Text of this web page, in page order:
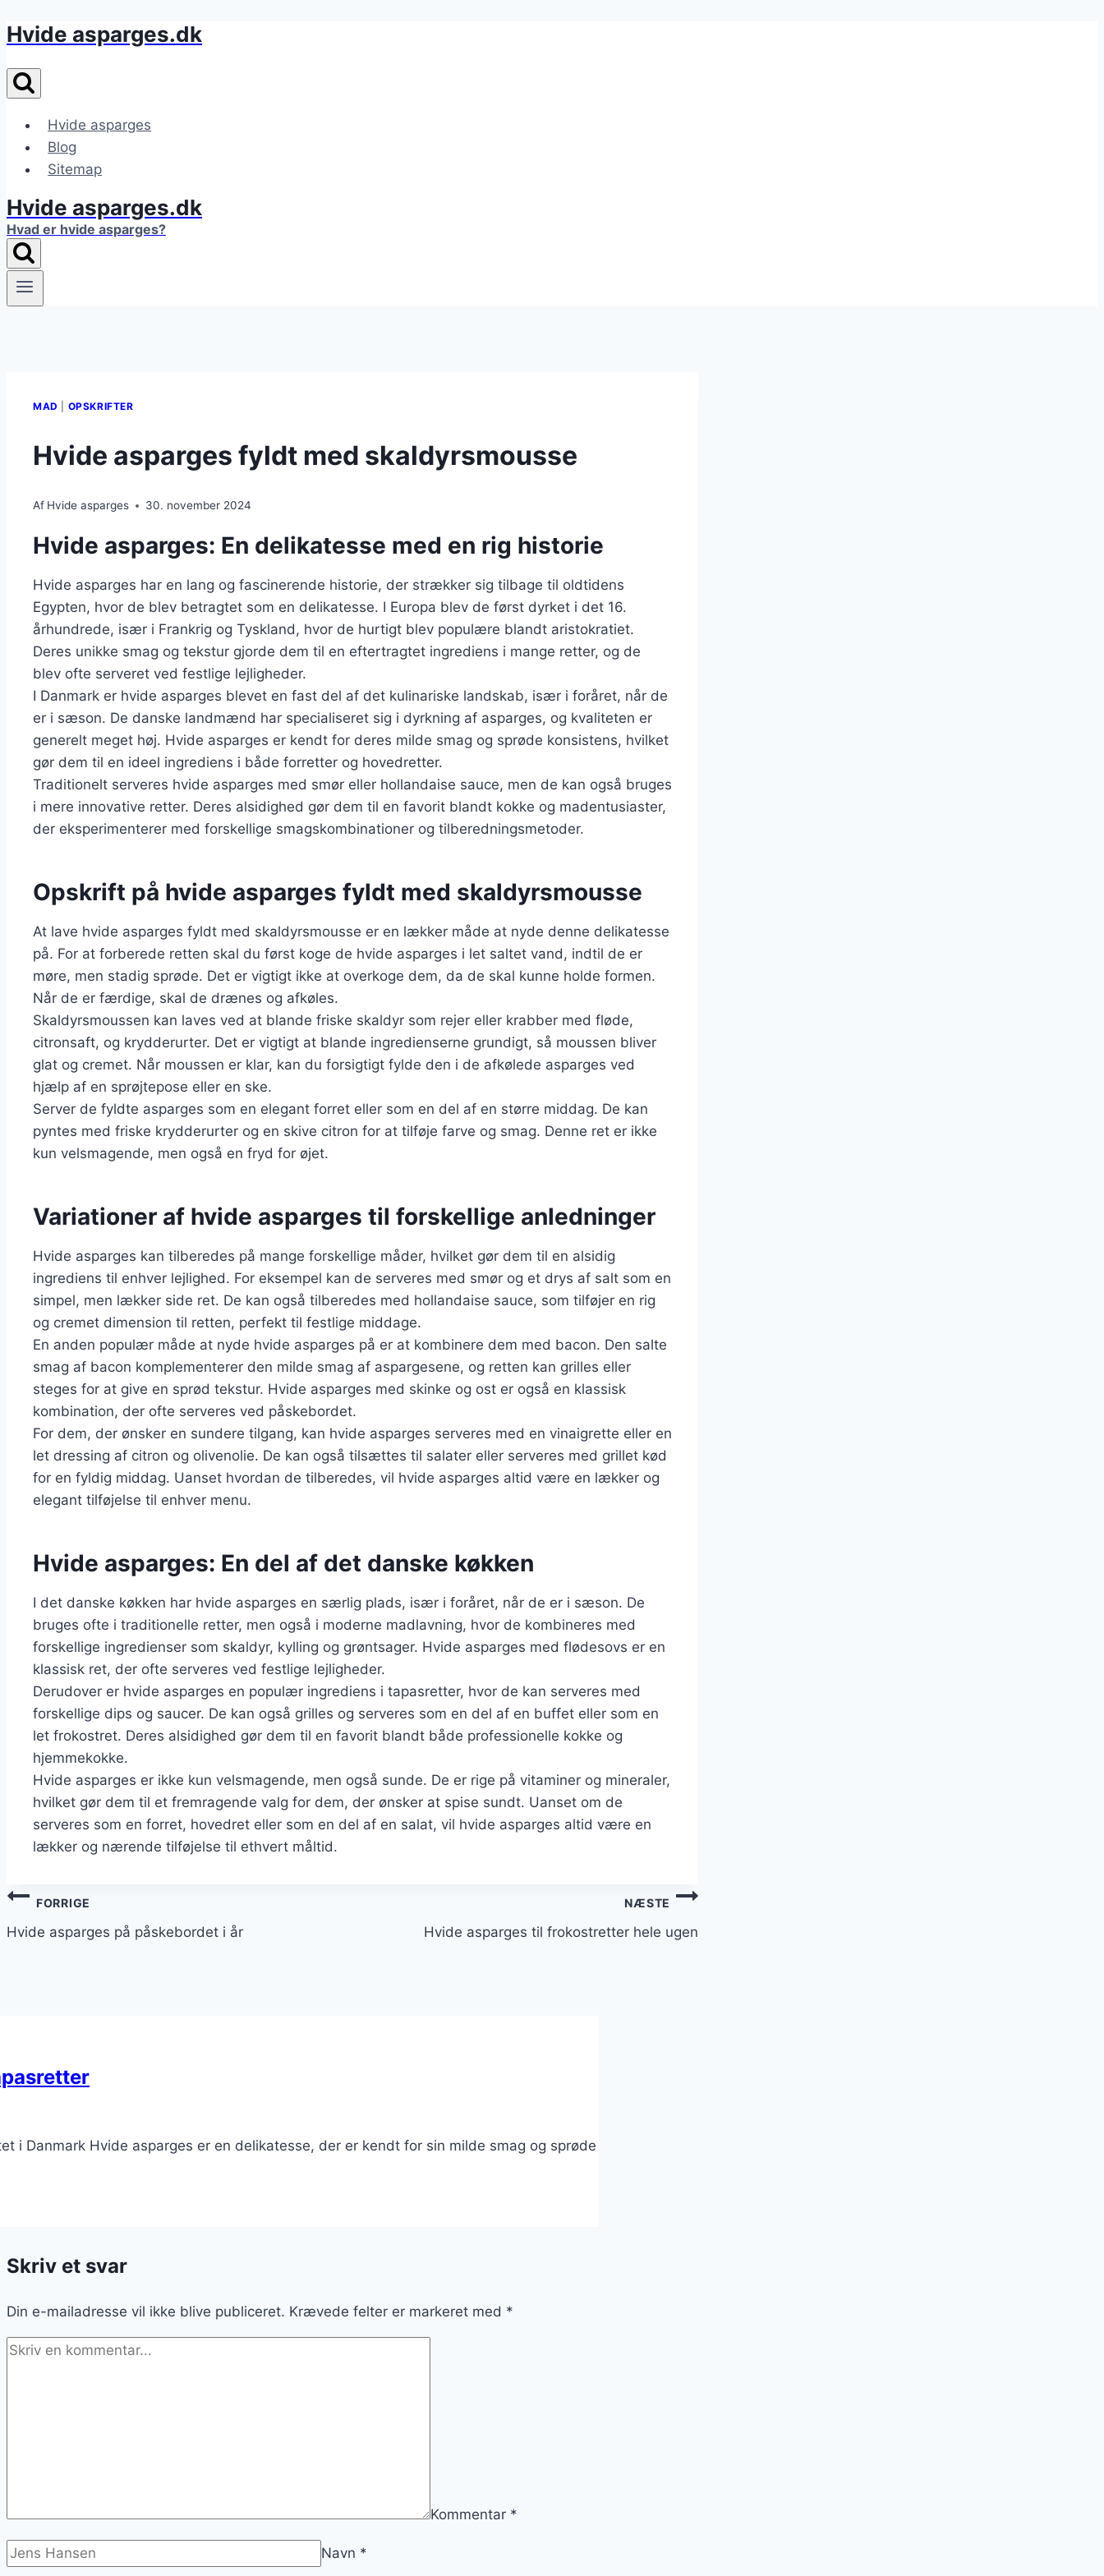
Fortsæt
indhold
Hvide asparges.dk
Hvide asparges
Blog
Sitemap
Hvide asparges.dk
Hvad er hvide asparges?
MAD OPSKRIFTER
Hvide asparges fyldt med skaldyrsmousse
Af Hvide asparges 30. november 2024
Hvide asparges: En delikatesse med en rig historie
Hvide asparges har en lang og fascinerende historie, der strækker sig tilbage til oldtidens
Egypten, hvor de blev betragtet som en delikatesse. I Europa blev de først dyrket i det 16.
århundrede, især i Frankrig og Tyskland, hvor de hurtigt blev populære blandt aristokratiet.
Deres unikke smag og tekstur gjorde dem til en eftertragtet ingrediens i mange retter, og de
blev ofte serveret ved festlige lejligheder.
I Danmark er hvide asparges blevet en fast del af det kulinariske landskab, især i foråret, når de
er i sæson. De danske landmænd har specialiseret sig i dyrkning af asparges, og kvaliteten er
generelt meget høj. Hvide asparges er kendt for deres milde smag og sprøde konsistens, hvilket
gør dem til en ideel ingrediens i både forretter og hovedretter.
Traditionelt serveres hvide asparges med smør eller hollandaise sauce, men de kan også bruges
i mere innovative retter. Deres alsidighed gør dem til en favorit blandt kokke og madentusiaster,
der eksperimenterer med forskellige smagskombinationer og tilberedningsmetoder.
Opskrift på hvide asparges fyldt med skaldyrsmousse
At lave hvide asparges fyldt med skaldyrsmousse er en lækker måde at nyde denne delikatesse
på. For at forberede retten skal du først koge de hvide asparges i let saltet vand, indtil de er
møre, men stadig sprøde. Det er vigtigt ikke at overkoge dem, da de skal kunne holde formen.
Når de er færdige, skal de drænes og afkøles.
Skaldyrsmoussen kan laves ved at blande friske skaldyr som rejer eller krabber med fløde,
citronsaft, og krydderurter. Det er vigtigt at blande ingredienserne grundigt, så moussen bliver
glat og cremet. Når moussen er klar, kan du forsigtigt fylde den i de afkølede asparges ved
hjælp af en sprøjtepose eller en ske.
Server de fyldte asparges som en elegant forret eller som en del af en større middag. De kan
pyntes med friske krydderurter og en skive citron for at tilføje farve og smag. Denne ret er ikke
kun velsmagende, men også en fryd for øjet.
Variationer af hvide asparges til forskellige anledninger
Hvide asparges kan tilberedes på mange forskellige måder, hvilket gør dem til en alsidig
ingrediens til enhver lejlighed. For eksempel kan de serveres med smør og et drys af salt som en
simpel, men lækker side ret. De kan også tilberedes med hollandaise sauce, som tilføjer en rig
og cremet dimension til retten, perfekt til festlige middage.
En anden populær måde at nyde hvide asparges på er at kombinere dem med bacon. Den salte
smag af bacon komplementerer den milde smag af aspargesene, og retten kan grilles eller
steges for at give en sprød tekstur. Hvide asparges med skinke og ost er også en klassisk
kombination, der ofte serveres ved påskebordet.
For dem, der ønsker en sundere tilgang, kan hvide asparges serveres med en vinaigrette eller en
let dressing af citron og olivenolie. De kan også tilsættes til salater eller serveres med grillet kød
for en fyldig middag. Uanset hvordan de tilberedes, vil hvide asparges altid være en lækker og
elegant tilføjelse til enhver menu.
Hvide asparges: En del af det danske køkken
I det danske køkken har hvide asparges en særlig plads, især i foråret, når de er i sæson. De
bruges ofte i traditionelle retter, men også i moderne madlavning, hvor de kombineres med
forskellige ingredienser som skaldyr, kylling og grøntsager. Hvide asparges med flødesovs er en
klassisk ret, der ofte serveres ved festlige lejligheder.
Derudover er hvide asparges en populær ingrediens i tapasretter, hvor de kan serveres med
forskellige dips og saucer. De kan også grilles og serveres som en del af en buffet eller som en
let frokostret. Deres alsidighed gør dem til en favorit blandt både professionelle kokke og
hjemmekokke.
Hvide asparges er ikke kun velsmagende, men også sunde. De er rige på vitaminer og mineraler,
hvilket gør dem til et fremragende valg for dem, der ønsker at spise sundt. Uanset om de
serveres som en forret, hovedret eller som en del af en salat, vil hvide asparges altid være en
lækker og nærende tilføjelse til ethvert måltid.
Indlægsnavigation
FORRIGE
Hvide asparges på påskebordet i år
NÆSTE
Hvide asparges til frokostretter hele ugen
i Danmark Hvide asparges er en delikatesse, der er kendt for sin milde smag og sprøde konsistens. De dyrkes under jorden, hvilket forhindrer dem i at udvikle
Skriv et svar
Din e-mailadresse vil ikke blive publiceret. Krævede felter er markeret med *
Kommentar *
Navn *